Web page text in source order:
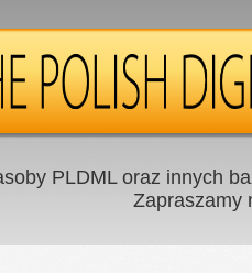
PLDML oraz innych
Zapraszamy